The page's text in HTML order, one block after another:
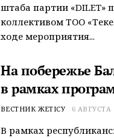
штаба партии
коллективом ТОО
ходе мероприятия...
На побережье
в рамках
ВЕСТНИК ЖЕТІСУ 6 АВГУСТА
В рамках